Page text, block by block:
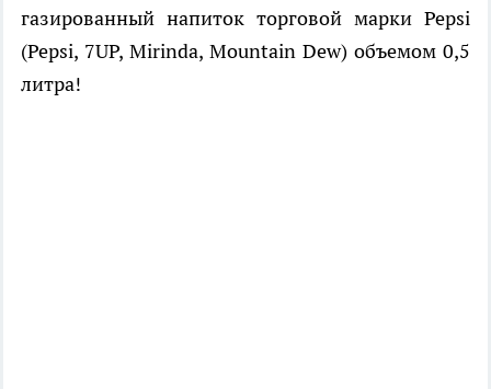
газированный напиток торговой марки Pepsi
(Pepsi, 7UP, Mirinda, Mountain Dew) объемом 0,5
литра!